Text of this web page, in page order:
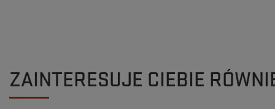
ZAINTERESUJE CIEBIE